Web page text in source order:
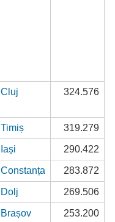
Cluj 324.576
Timiș 319.279
Iași 290.422
Constanța 283.872
Dolj 269.506
Brașov 253.200